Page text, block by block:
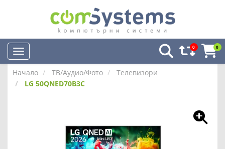
0 0
Начало ТВ/Аудио/Фото
Телевизори
LG 50QNED70B3C